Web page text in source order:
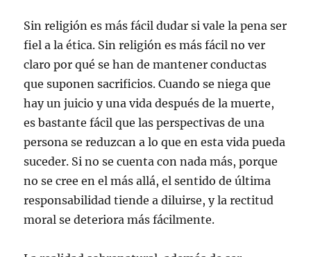
Sin religión es más fácil dudar si vale la pena ser
fiel a la ética. Sin religión es más fácil no ver
claro por qué se han de mantener conductas
que suponen sacrificios. Cuando se niega que
hay un juicio y una vida después de la muerte,
es bastante fácil que las perspectivas de una
persona se reduzcan a lo que en esta vida pueda
suceder. Si no se cuenta con nada más, porque
no se cree en el más allá, el sentido de última
responsabilidad tiende a diluirse, y la rectitud
moral se deteriora más fácilmente.